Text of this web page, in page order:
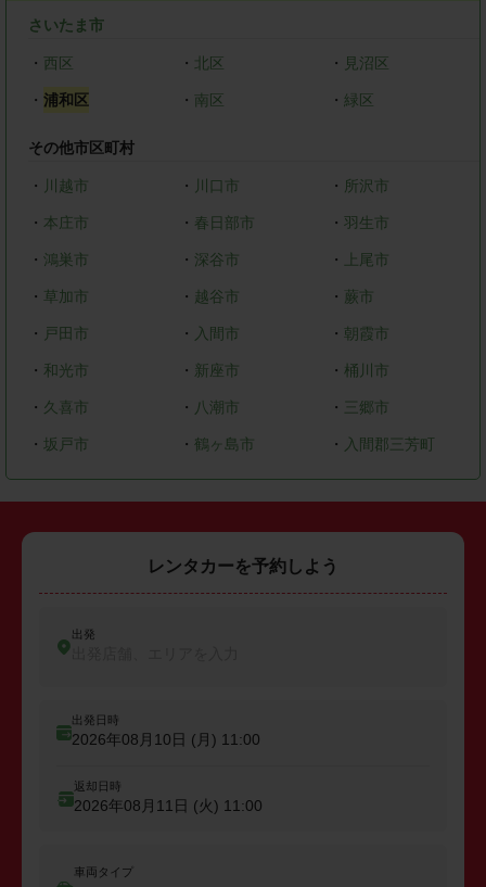
さいたま市
・ 西区 ・ 北区 ・ 見沼区
・ 浦和区 ・ 南区 ・ 緑区
その他市区町村
・ 川越市 ・ 川口市 ・ 所沢市
・ 本庄市 ・ 春日部市 ・羽生市
・ 鴻巣市 ・ 深谷市 ・ 上尾市
・ 草加市 ・ 越谷市 ・ 蕨市
・ 戸田市 ・ 入間市 ・ 朝霞市
・ 和光市 ・ 新座市 ・ 桶川市
・ 久喜市 ・ 八潮市 ・ 三郷市
・ 坂戸市 ・ 鶴ヶ島市 ・ 入間郡三芳町
レンタカーを予約しよう
出発
出発日時
2026年08月10日 (月) 11:00
返却日時
2026年08月11日 (火) 11:00
車両タイプ